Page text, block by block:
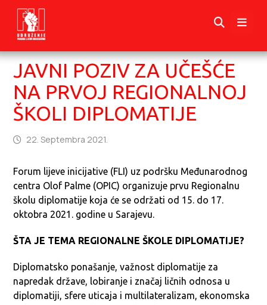
JAVNI POZIV ZA UČEŠĆE
NA PRVOJ REGIONALNOJ
ŠKOLI DIPLOMATIJE
22. Septembra 2021.
Forum lijeve inicijative (FLI) uz podršku Međunarodnog
centra Olof Palme (OPIC) organizuje prvu Regionalnu
školu diplomatije koja će se održati od 15. do 17.
oktobra 2021. godine u Sarajevu.
ŠTA JE TEMA REGIONALNE ŠKOLE DIPLOMATIJE?
Diplomatsko ponašanje, važnost diplomatije za
napredak države, lobiranje i značaj ličnih odnosa u
diplomatiji, sfere uticaja i multilateralizam, ekonomska